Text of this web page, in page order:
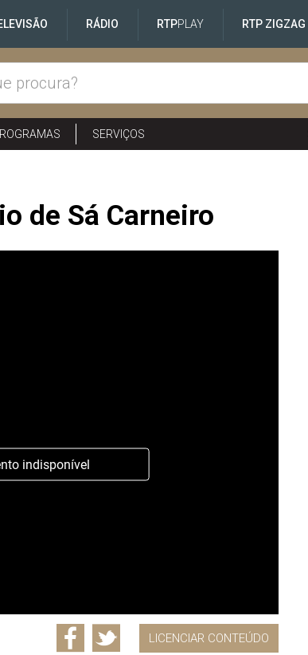
RÁDIO RTPPLAY RTP ZIGZAG
SERVIÇOS
de Sá Carneiro
indisponível
LICENCIAR CONTEÚDO